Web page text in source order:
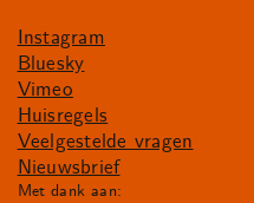
Instagram
Bluesky
Vimeo
Huisregels
Veelgestelde vragen
Nieuwsbrief
Met dank aan: